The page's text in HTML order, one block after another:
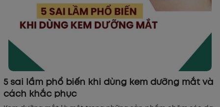
5 sai lầm phổ biến khi dùng kem dưỡng mắt và
cách khắc phục